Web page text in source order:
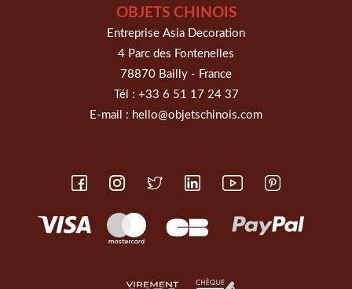
OBJETS CHINOIS
Entreprise Asia Decoration
4 Parc des Fontenelles
78870 Bailly - France
Tél : +33 6 51 17 24 37
E-mail : hello@objetschinois.com